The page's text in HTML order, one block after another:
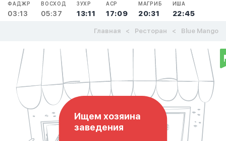
ФАДЖР
03:13
ВОСХОД
05:37
ЗУХР
13:11
АСР
17:09
МАГРИБ
20:31
ИША
22:45
Главная Ресторан Blue Mango
Ищем хозяина
заведения